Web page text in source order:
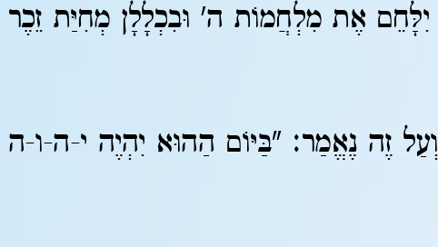
אֶת מִלְחֲמוֹת ה' וּבִכְלָלָן מְחִיַּת זֵכֶר
זֶה נֶאֱמַר: "בַּיּוֹם הַהוּא יִהְיֶה י-ה-ו-ה